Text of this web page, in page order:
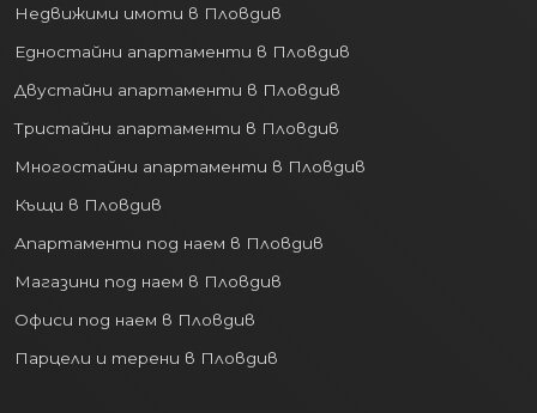
Недвижими имоти в Пловдив
Едностайни апартаменти в Пловдив
Двустайни апартаменти в Пловдив
Тристайни апартаменти в Пловдив
Многостайни апартаменти в Пловдив
Къщи в Пловдив
Апартаменти под наем в Пловдив
Магазини под наем в Пловдив
Офиси под наем в Пловдив
Парцели и терени в Пловдив